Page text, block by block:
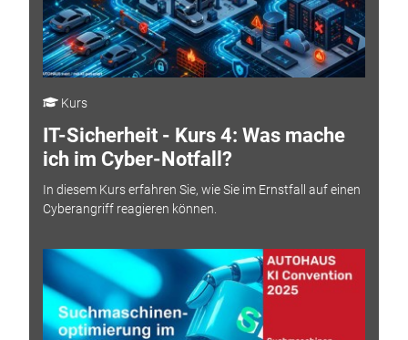
Kurs
IT-Sicherheit - Kurs 4: Was mache
ich im Cyber-Notfall?
In diesem Kurs erfahren Sie, wie Sie im Ernstfall auf einen
Cyberangriff reagieren können.